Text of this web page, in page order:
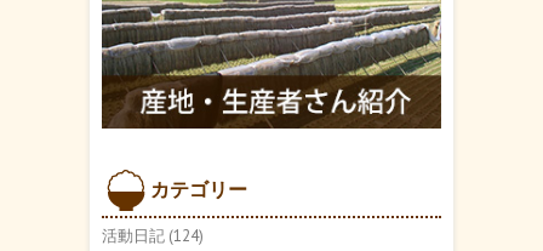
カテゴリー
活動日記 (124)